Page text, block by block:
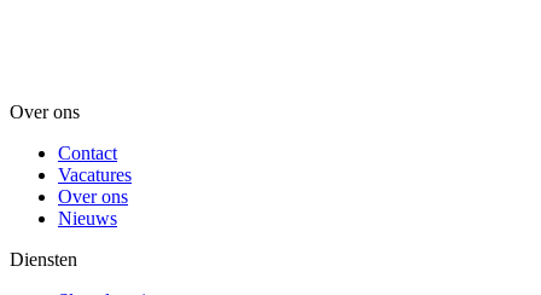
Over ons
Contact
Vacatures
Over ons
Nieuws
Diensten